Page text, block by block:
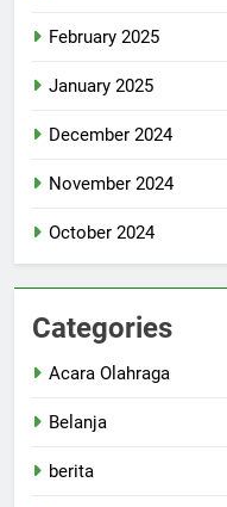
February 2025
January 2025
December 2024
November 2024
October 2024
Categories
Acara Olahraga
Belanja
berita